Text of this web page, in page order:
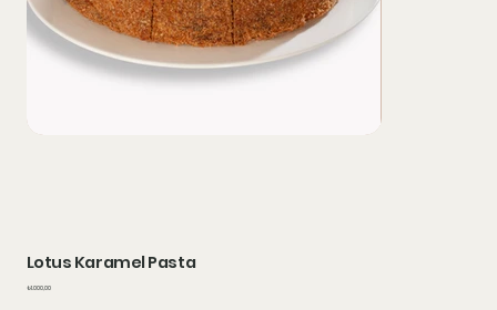
Lotus Karamel Pasta
Fiyat
₺1.000,00